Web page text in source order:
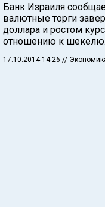
Банк Израиля
валютные торги
доллара и ростом
отношению к шекелю.
17.10.2014 14:26 //